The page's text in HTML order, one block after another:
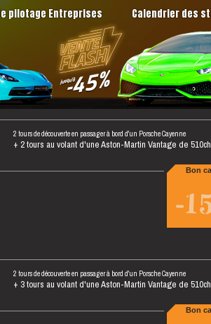
pilotage Entreprises Calendrier des
2 tours de découverte en passager à bord d'un Porsche Cayenne
+ 2 tours au volant d'une Aston-Martin Vantage de 510ch
Bon
-
2 tours de découverte en passager à bord d'un Porsche Cayenne
+ 3 tours au volant d'une Aston-Martin Vantage de 510ch
Bon